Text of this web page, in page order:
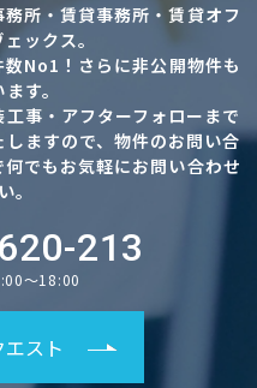
所・賃貸事務所・賃貸オフ
ックス。
No1！さらに非公開物件も
す。
事・アフターフォローまで
ますので、物件のお問い合
でもお気軽にお問い合わせ
。
213
～18:00
スト